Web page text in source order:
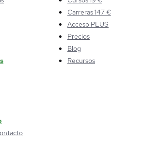
Carreras 147 €
Acceso PLUS
Precios
Blog
Recursos